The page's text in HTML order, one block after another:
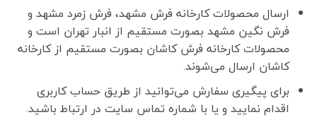
ارسال محصولات کارخانه فرش مشهد، فرش زمرد مشهد و
فرش نگین مشهد بصورت مستقیم از انبار تهران است و
محصولات کارخانه فرش کاشان بصورت مستقیم از کارخانه
کاشان ارسال می‌شوند.
برای پیگیری سفارش می‌توانید از طریق حساب کاربری
اقدام نمایید و یا با شماره تماس سایت در ارتباط باشید.